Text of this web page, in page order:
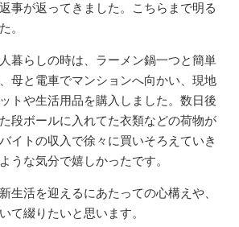
事が返ってきました。こちらまで明る
。
暮らしの時は、ラーメン鍋一つと簡単
母と電車でマンションへ向かい、現地
トや生活用品を購入しました。数日後
段ボールに入れてた衣類などの荷物が
イトの収入で徐々に買いそろえていき
うな気分で嬉しかったです。
生活を迎えるにあたっての心構えや、
て綴りたいと思います。